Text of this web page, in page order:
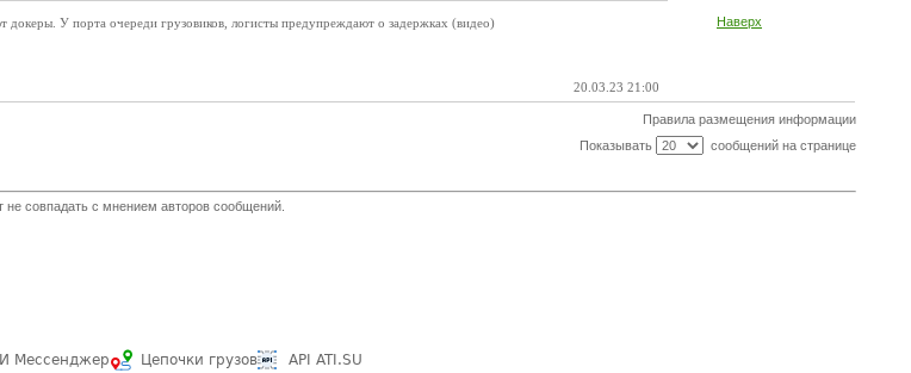
Наверх
У порта очереди грузовиков, логисты предупреждают о задержках (видео)
20.03.23 21:00
Правила размещения информации
Показывать
сообщений на странице
совпадать с мнением авторов сообщений.
Мессенджер Цепочки грузов API ATI.SU